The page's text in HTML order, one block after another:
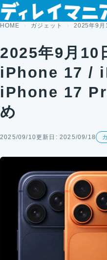
コンテンツへスキップ
HOME ガジェット 2025年9
2025年9月10
iPhone 17 /
iPhone 17
め
2025/09/10更新日: 2025/09/18